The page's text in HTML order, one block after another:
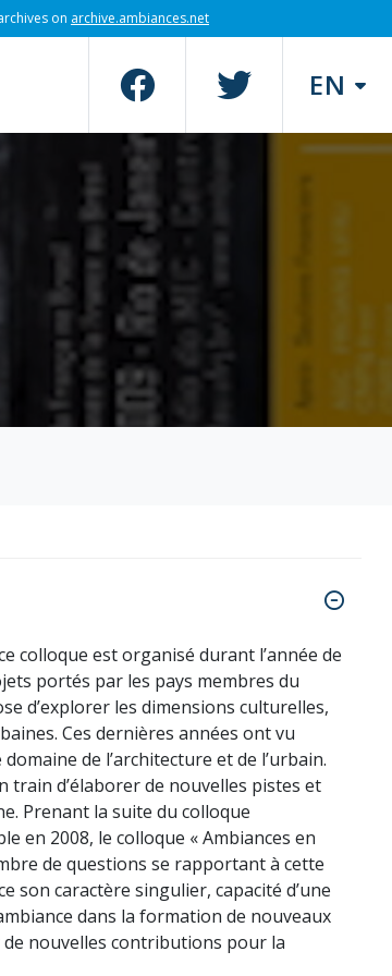
on archive.ambiances.net
EN
colloque est organisé durant l’année de
portés par les pays membres du
d’explorer les dimensions culturelles,
Ces dernières années ont vu
de l’architecture et de l’urbain.
train d’élaborer de nouvelles pistes et
Prenant la suite du colloque
en 2008, le colloque « Ambiances en
de questions se rapportant à cette
son caractère singulier, capacité d’une
dans la formation de nouveaux
de nouvelles contributions pour la